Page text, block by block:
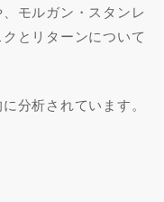
モルガン・スタンレ
とリターンについて
分析されています。